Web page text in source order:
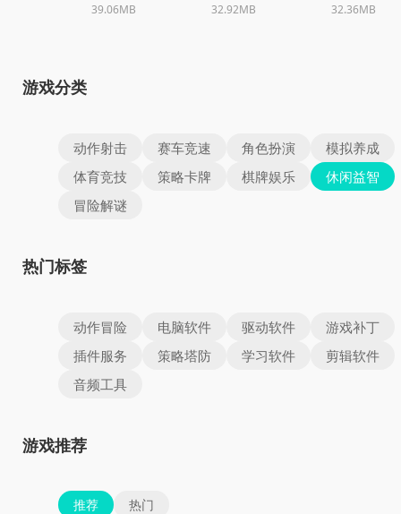
39.06MB 32.92MB 32.36MB
游戏分类
动作射击 赛车竞速 角色扮演
模拟养成
体育竞技
策略卡牌 棋牌娱乐
休闲益智
冒险解谜
热门标签
动作冒险 电脑软件 驱动软件
游戏补丁
插件服务
策略塔防 学习软件
剪辑软件
音频工具
游戏推荐
推荐 热门